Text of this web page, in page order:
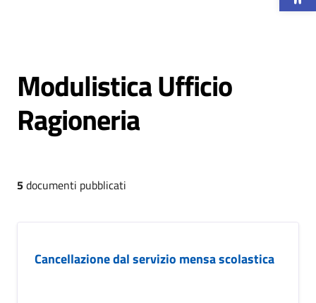
Modulistica Ufficio
Ragioneria
5documenti pubblicati
Cancellazione dal servizio mensa scolastica